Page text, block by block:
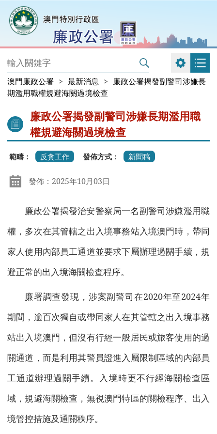
澳門廉政公署 > 最新消息 > 廉政公署揭發副警司涉嫌長
期濫用職權規避海關過境檢查
廉政公署揭發副警司涉嫌長期濫用職
權規避海關過境檢查
範疇： 反貪工作 發佈方式： 新聞稿
發佈：2025年10月03日
廉政公署揭發治安警察局一名副警司涉嫌濫用職
權，多次在其管轄之出入境事務站入境澳門時，帶同
家人使用內部員工通道並要求下屬辦理過關手續，規
避正常的出入境海關檢查程序。
廉署調查發現，涉案副警司在2020年至2024年
期間，逾百次獨自或帶同家人在其管轄之出入境事務
站出入境澳門，但沒有行經一般居民或旅客使用的過
關通道，而是利用其警員證進入屬限制區域的內部員
工通道辦理過關手續。入境時更不行經海關檢查區
域，規避海關檢查，無視澳門特區的關檢程序、出入
境管控措施及通關秩序。